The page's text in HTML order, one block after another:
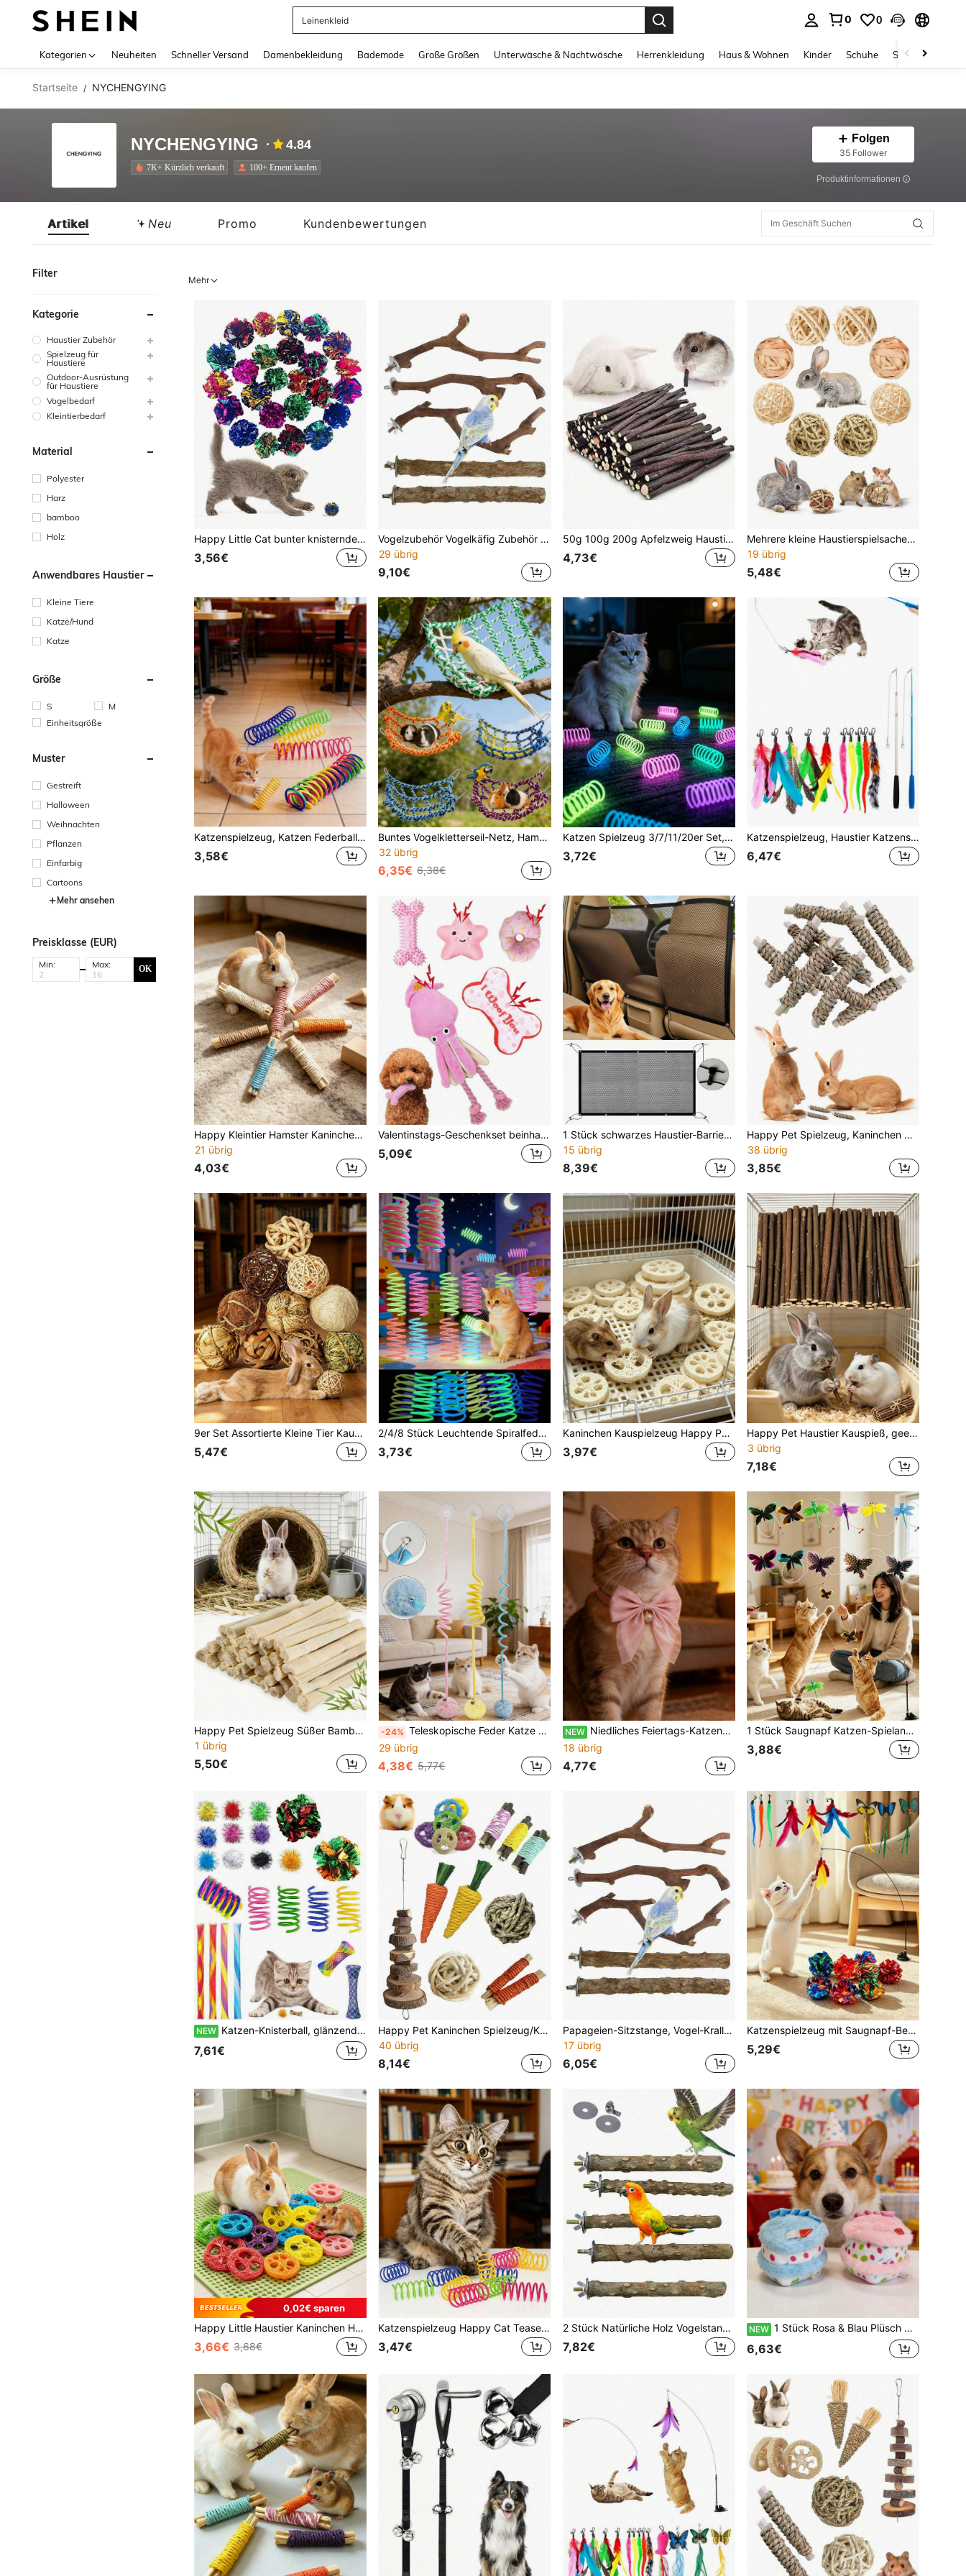
Sommertops
0 0
Kategorien Neuheiten Schneller Versand Damenbekleidung Bademode Große Größen Unterwäsche & Nachtwäsche Herrenkleidung Haus & Wohnen Kinder Schuhe Schmuck &
Startseite / NYCHENGYING
NYCHENGYING 4.84
7K+ Kürzlich verkauft 100+ Erneut kaufen
Folgen
35 Follower
Produktinformationen
Artikel Neu Promo Kundenbewertungen
Filter
Kategorie
Haustier Zubehör
Spielzeug für
Haustiere
Outdoor-Ausrüstung
für Haustiere
Vogelbedarf
Kleintierbedarf
Material
Polyester
Harz
bamboo
Holz
Anwendbares Haustier
Kleine Tiere
Katze/Hund
Katze
Größe
S
M
Einheitsgröße
Muster
Gestreift
Halloween
Weihnachten
Pflanzen
Einfarbig
Cartoons
Mehr ansehen
Preisklasse (EUR)
Min: Max: OK
Mehr
Happy Little Cat bunter knisternder Katzenball, Spielball mit Soundpapier, Jagd-, Spiel- und Trainingstoy, Indoor-Unterhaltung und Sprungspielzeug für Haustiere, in mehreren Farben, Zufallsfarbe
3,56€
Vogelzubehör Vogelkäfig Zubehör Spielzeug 5er Set Papagei Sitzstangen 3 Rebenstangen 2 Ständer Krallenform Mattiert Papagei Kauspielzeug Trainingszweig Geeignet für Papageien, mittlere und kleine Vögel Feiertagsgeschenk
29 übrig
9,10€
50g 100g 200g Apfelzweig Haustier Kauspielzeug, 15cm Weidenzweig, Haustier Kauspielzeug, getrockneter Weidenzweig Kaustab, geeignet für Hamster, Kaninchen und Meerschweinchen, Kaninchen Zubehör, Valentinstag Geschenk, Geburtstagsgeschenk
4,73€
Mehrere kleine Haustierspielsachen, darunter Kaninchen, Hamster, Mahlgras-Bälle, kleine Nagetier-Rollspielzeuge, handgewebte Mahlgras-Ball-Spielzeuge und Kaninchen-Puzzle-Spielzeuge, geeignet für kleine Tiere wie Kaninchen, Meerschweinchen, Hamster usw. zum Zähneputzen und fröhlichen Spielen. Valentinstag-Geschenke, Geburtstagsgeschenke, (mehrere Stile und zufällige Farben)
19 übrig
5,48€
Katzenspielzeug, Katzen Federball ausziehbare Feder Spielzeug, bunte Federrohre, interaktiver rollender Ball bunte lebendige Spiralen, Feder-Aktionsspielzeug für Käfigmäuse, Katzen Haustierbedarf für Innenräume, robust und langanhaltend, ermutigt Katzen zum Sport, zufällige Farbe
3,58€
Buntes Vogelkletterseil-Netz, Hamster-Kletterseil-Netz, Haustier-Hängematte, Vogel-Leiterseil-Brücke, Seil-Netz-Spielzeuge für kleine Tiere, Käfig-Dekorationszubehör-Set, Set beinhaltet 1 Stück/2 Stück/3 Stück/4 Stück/5 Stück
32 übrig
6,35€ 6,38€
Katzen Spielzeug 3/7/11/20er Set, Indoor Nachtlicht Katzen Spielzeug Set, Jelly Farbe Spiral Design Interaktive Katzen Spielzeuge, Geeignet zum Jagen, Spielen und Trainieren, Bietet nächtliche interaktive Unterhaltung für Katzen
3,72€
Katzenspielzeug, Haustier Katzenspielzeug Set, bunte künstliche Federn, Katzenangel, Raupen-Glocke, austauschbarer Angelkopf, geeignet für Innen- und Außenbereich, Training, Interaktion, gegen Langeweile, (Blau, Schwarz. Ersatzkopf Farbe zufällig)
6,47€
Happy Kleintier Hamster Kaninchen Kauspielzeug Nagetier Zahnschleifstab Hamster Haustier Zahnschleifstab Spielzeug Kleintier Happy Spielzeug
21 übrig
4,03€
Valentinstags-Geschenkset beinhaltet süße interaktive quietschende Haustierspielzeuge, rosa Kauknochen-Spielzeuge geeignet für kleine & mittlere Hunde, Lutscher-Geschenke, perfekt für Valentinstag und Weihnachtsgeschenke
5,09€
1 Stück schwarzes Haustier-Barrierenetz mit verstellbaren Haken, multifunktionales Auto-Trennwandnetz geeignet für SUV, Limousine und Lkw, hervorragend als Haustier-Autositzabdeckung/Haustier-Barriere zu Halloween oder Weihnachten
15 übrig
8,39€
Happy Pet Spielzeug, Kaninchen Hamster Kauspielzeug, Douban Süßer Bambus, verbessert Zähne und steigert Appetit von Haustieren. Das beste Kaninchen Spielzeug für Kaninchen, Meerschweinchen und Hamster. Happy Birthday Geschenk, Feiertagsgeschenk.
38 übrig
3,85€
9er Set Assortierte Kleine Tier Kaue- & Schleif-Aktivitätsspielzeuge, einschließlich Kaninchenball, Kaninchen, Hamster, Meerschweinchen Kaue-Spielzeuge, Weihnachtsgeschenk, Training, Valentinstag & Kleine Tier Geschenk
5,47€
2/4/8 Stück Leuchtende Spiralfedern Katzenspielzeug Set. Spiraldesign, farbenfrohe interaktive Kätzchen Spielsachen. Geeignet zum Jagen, Spielen und Bewegung. Nachtaktive interaktive Unterhaltung für Katzen, geeignet für Kätzchen und erwachsene Katzen. Kleine Haustiere können jagen, springen und schlagen. Weihnachtsgeschenke.
3,73€
Kaninchen Kauspielzeug Happy Pet Kauset, Kaninchen Hamster Haustier Spielzeug Set, Zum Spielen und Unterhalten, Kleintier Feiertagsgeschenk, Valentinstag Tiergeschenk, Kaninchen Kauspielzeug, Hamster Zahnpflegespielzeug, Hamster Spielzeug
3,97€
Happy Pet Haustier Kauspieß, geeignet für Kaninchen, Meerschweinchen und Hamster - interaktives Kauspielzeug für kleine Haustiere, Haustier-Feiertagsgeschenk, Geburtstagsgeschenk
3 übrig
7,18€
Happy Pet Spielzeug Süßer Bambus Kauspielzeug und Schleifstab - Geeignet für Kaninchen, Hamster, Meerschweinchen, Sandratten und kleine Haustiere - Zahnpflege Snack Spielzeug
1 übrig
5,50€
-24% Teleskopische Feder Katze Spielzeug, bunte Feder Röhre, interaktiver rollender Ball aktive Spirale, geeignet für Käfigmäuse und Hauskatzen Feder-Aktionsspielzeug, langanhaltend, fördert Katzen-Bewegung, zufällige Farbe
29 übrig
4,38€ 5,77€
NEW Niedliches Feiertags-Katzenhalsband, für Kater und Katzen, männliche und weibliche Katzen Weihnachtshalsband, klassisches rotes Hunde-Weihnachtshalsband, geeignet für Mädchen und Jungen, niedliches verstellbares Feiertags-Hundehalsband, kleine mittlere große Hunde und Katzen Haustierhalsband
18 übrig
4,77€
1 Stück Saugnapf Katzen-Spielangel mit Tropfenlasur-Metallgriff, realistisches Insektendesign, Selbstunterhaltungsspielzeug für Katzen, Ersatzkopf, starke Saugnapfbasis, abnehmbare Basis mit Druckentlastung für verbesserte Haftung
3,88€
NEW Katzen-Knisterball, glänzender Stressabbau-Quietschball, geeignet für mehrere Katzen zum Spielen, geeignet für Kätzchen und erwachsene Katzen, 2 Stücke/4 Stücke/6 Stücke/8 Stücke, Valentinstag Geschenk für Katzen und Hunde
7,61€
Happy Pet Kaninchen Spielzeug/Kaninchen/Meerschweinchen Spielzeug, Kaninchen Kauspielzeug, Mehrteiliges Kaninchen Spielzeug, handgemachtes Kauspielzeug geeignet für Meerschweinchen, Hamster, kleine Nagetiere, Geburtstagsgeschenke, Feiertagsgeschenke 14 Stücke/7 Stücke/3 Stücke Set
40 übrig
8,14€
Papageien-Sitzstange, Vogel-Krallen-Schleifstab, Käfig-Plattform-Spielzeug, Vogelkäfig-Zubehör, geeignet für Wellensittiche, Langschwanz-Papageien, Nymphensittiche, Unzertrennliche, optionaler Menge: 1/2/3/4/5/10 Stück
17 übrig
6,05€
Katzenspielzeug mit Saugnapf-Befestigung, extra lange Teaser-Angel + mehrere austauschbare Köpfe Feder, Raupe, Schmetterling Ersatzzubehör, Katzenspielzeug zur Selbstbeschäftigung, Feiertagsgeschenk
5,29€
0,02€ sparen
Happy Little Haustier Kaninchen Hamster Zahnschleifspielzeug, Exquisites Luffa-Kronen Zahnschleifspielzeug, Handgefertigtes Materialspielzeug, Kleintierspielzeug, Geburtstags-/Feiertagsgeschenk
3,66€ 3,68€
Katzenspielzeug Happy Cat Teaser Stab Bunte Feder Teaser Stab/Katzen Spiralfeder, Kreatives Spielzeug, Zeitvertreib, Geeignet zum Springen, Beißen, Jagen, Happy Cat Spielzeug, Valentinstag, Feiertagsgeschenk Haustier Katze/Hund Geschenk
3,47€
2 Stück Natürliche Holz Vogelstange, Vogel Stehspielzeug, Krallen Schleifstab, Vogelkäfig Zubehör, geeignet für Wellensittiche, Nymphensittiche, Rosenköpfchen, Rosenköpfchen
7,82€
NEW 1 Stück Rosa & Blau Plüsch Geburtstagskuchen Hundekauspielzeug - langanhaltend, Zahnpflege, Interaktives Spielzeug geeignet für mittelgroße bis große Hunde, perfekt für Geburtstagsfeiern und tägliches Training
6,63€